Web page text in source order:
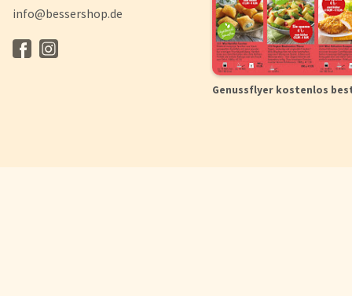
info@bessershop.de
Genussflyer kostenlos